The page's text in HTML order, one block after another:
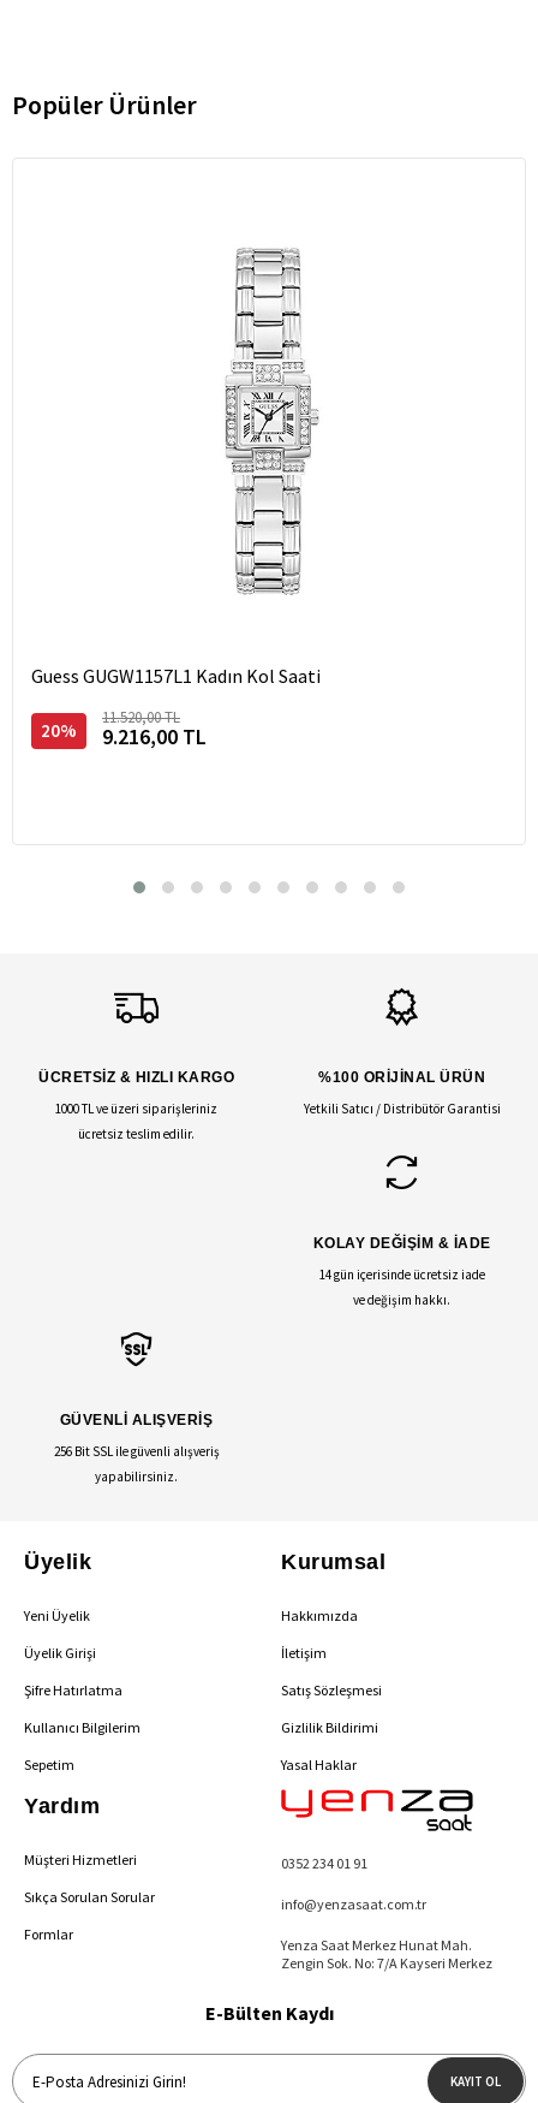
Popüler Ürünler
Guess GUGW1157L1 Kadın Kol Saati
20%
11.520,00 TL
9.216,00 TL
ÜCRETSİZ & HIZLI KARGO
1000 TL ve üzeri siparişleriniz
ücretsiz teslim edilir.
%100 ORİJİNAL ÜRÜN
Yetkili Satıcı / Distribütör Garantisi
KOLAY DEĞİŞİM & İADE
14 gün içerisinde ücretsiz iade
ve değişim hakkı.
GÜVENLİ ALIŞVERİŞ
256 Bit SSL ile güvenli alışveriş
yapabilirsiniz.
Üyelik
Yeni Üyelik
Üyelik Girişi
Şifre Hatırlatma
Kullanıcı Bilgilerim
Sepetim
Kurumsal
Hakkımızda
İletişim
Satış Sözleşmesi
Gizlilik Bildirimi
Yasal Haklar
Yardım
Müşteri Hizmetleri
Sıkça Sorulan Sorular
Formlar
0352 234 01 91
info@yenzasaat.com.tr
Yenza Saat Merkez Hunat Mah.
Zengin Sok. No: 7/A Kayseri Merkez
E-Bülten Kaydı
KAYIT OL